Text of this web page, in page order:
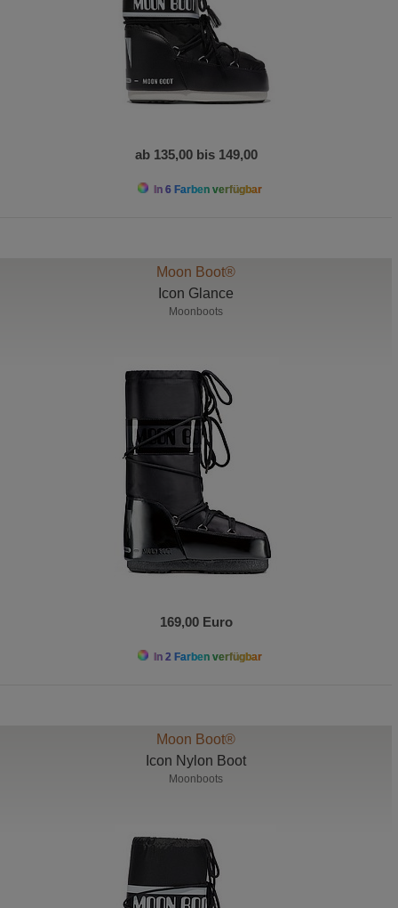
ab 135,00 bis 149,00
In 6 Farben verfügbar
Moon Boot®
Icon Glance
Moonboots
169,00 Euro
In 2 Farben verfügbar
Moon Boot®
Icon Nylon Boot
Moonboots